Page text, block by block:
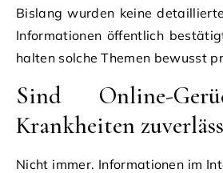
Bislang wurden keine
Informationen öffentlich
halten solche Themen bewusst
Sind Online-
Krankheiten
Nicht immer. Informationen im